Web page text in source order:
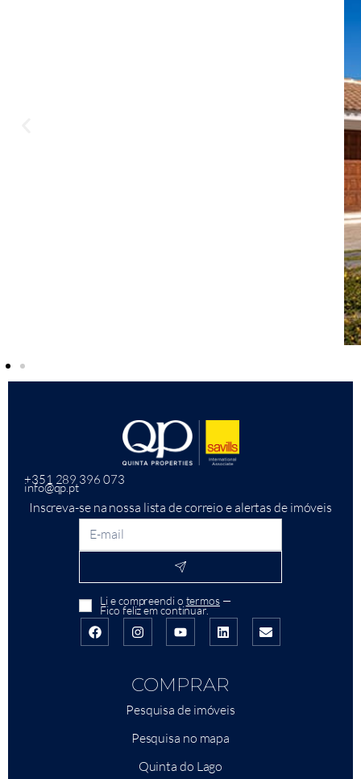
+351 289 396 073
info@qp.pt
Inscreva-se na nossa lista de correio e alertas de imóveis
Li e compreendi o termos—
Fico feliz em continuar.
COMPRAR
Pesquisa de imóveis
Pesquisa no mapa
Quinta do Lago